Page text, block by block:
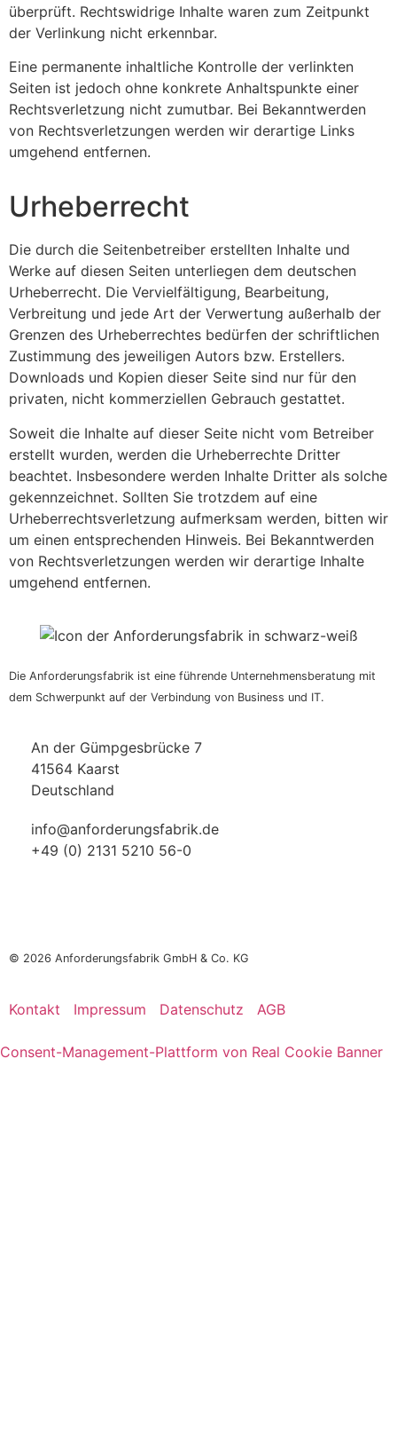
überprüft. Rechtswidrige Inhalte waren zum Zeitpunkt
der Verlinkung nicht erkennbar.
Eine permanente inhaltliche Kontrolle der verlinkten
Seiten ist jedoch ohne konkrete Anhaltspunkte einer
Rechtsverletzung nicht zumutbar. Bei Bekanntwerden
von Rechtsverletzungen werden wir derartige Links
umgehend entfernen.
Urheberrecht
Die durch die Seitenbetreiber erstellten Inhalte und
Werke auf diesen Seiten unterliegen dem deutschen
Urheberrecht. Die Vervielfältigung, Bearbeitung,
Verbreitung und jede Art der Verwertung außerhalb der
Grenzen des Urheberrechtes bedürfen der schriftlichen
Zustimmung des jeweiligen Autors bzw. Erstellers.
Downloads und Kopien dieser Seite sind nur für den
privaten, nicht kommerziellen Gebrauch gestattet.
Soweit die Inhalte auf dieser Seite nicht vom Betreiber
erstellt wurden, werden die Urheberrechte Dritter
beachtet. Insbesondere werden Inhalte Dritter als solche
gekennzeichnet. Sollten Sie trotzdem auf eine
Urheberrechtsverletzung aufmerksam werden, bitten wir
um einen entsprechenden Hinweis. Bei Bekanntwerden
von Rechtsverletzungen werden wir derartige Inhalte
umgehend entfernen.
Die Anforderungsfabrik ist eine führende Unternehmensberatung mit
dem Schwerpunkt auf der Verbindung von Business und IT.
An der Gümpgesbrücke 7
41564 Kaarst
Deutschland
info@anforderungsfabrik.de
+49 (0) 2131 5210 56-0
© 2026 Anforderungsfabrik GmbH & Co. KG
Kontakt Impressum Datenschutz AGB
Consent-Management-Plattform von Real Cookie Banner